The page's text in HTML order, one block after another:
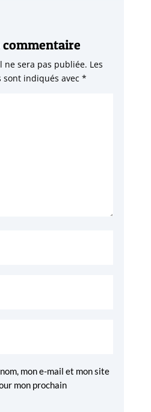
ne sera pas publiée. Les
indiqués avec *
mon e-mail et mon site
mon prochain